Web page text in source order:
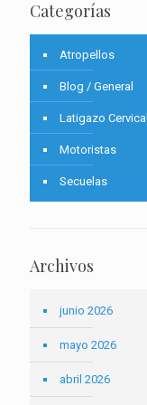
Categorías
Atropellos
Blog / General
Latigazo Cervical
Motoristas
Secuelas
Archivos
junio 2026
mayo 2026
abril 2026